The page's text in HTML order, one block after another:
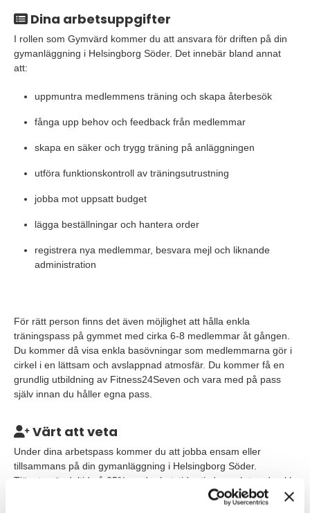
Dina arbetsuppgifter
I rollen som Gymvärd kommer du att ansvara för driften på din
gymanläggning i Helsingborg Söder. Det innebär bland annat
att:
uppmuntra medlemmens träning och skapa återbesök
fånga upp behov och feedback från medlemmar
skapa en säker och trygg träning på anläggningen
utföra funktionskontroll av träningsutrustning
jobba mot uppsatt budget
lägga beställningar och hantera order
registrera nya medlemmar, besvara mejl och liknande
administration
För rätt person finns det även möjlighet att hålla enkla
träningspass på gymmet med cirka 6-8 medlemmar åt gången.
Du kommer då visa enkla basövningar som medlemmarna gör i
cirkel i en lättsam och avslappnad atmosfär. Du kommer få en
grundlig utbildning av Fitness24Seven och vara med på pass
själv innan du håller egna pass.
Värt att veta
Under dina arbetspass kommer du att jobba ensam eller
tillsammans på din gymanläggning i Helsingborg Söder.
Tjänsten är deltid på 25% med arbetstider tisdag och torsdag kl.
16:15 - 20:15. Tänkt start är omgående. Du kommer att få en
introduktion som ger dig en bra grund att bygga vidare på i